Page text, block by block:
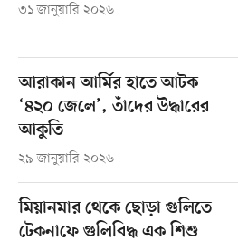
৩১ জানুয়ারি ২০২৬
আরাকান আর্মির হাতে আটক
‘৪২০ জেলে’, তাঁদের উদ্ধারের
আকুতি
২৯ জানুয়ারি ২০২৬
মিয়ানমার থেকে ছোড়া গুলিতে
টেকনাফে গুলিবিদ্ধ এক শিশু